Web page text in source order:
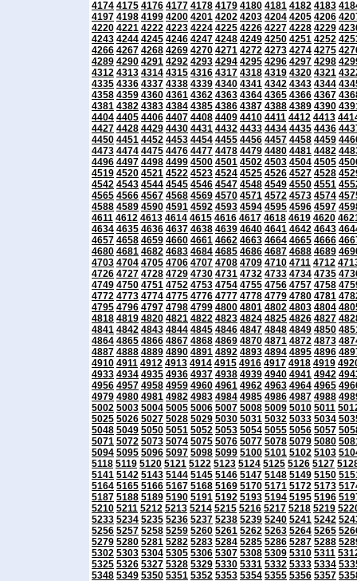
4174 4175 4176 4177 4178 4179 4180 4181 4182 4183
4197 4198 4199 4200 4201 4202 4203 4204 4205 4206
4220 4221 4222 4223 4224 4225 4226 4227 4228 4229
4243 4244 4245 4246 4247 4248 4249 4250 4251 4252
4266 4267 4268 4269 4270 4271 4272 4273 4274 4275
4289 4290 4291 4292 4293 4294 4295 4296 4297 4298
4312 4313 4314 4315 4316 4317 4318 4319 4320 4321
4335 4336 4337 4338 4339 4340 4341 4342 4343 4344
4358 4359 4360 4361 4362 4363 4364 4365 4366 4367
4381 4382 4383 4384 4385 4386 4387 4388 4389 4390
4404 4405 4406 4407 4408 4409 4410 4411 4412 4413
4427 4428 4429 4430 4431 4432 4433 4434 4435 4436
4450 4451 4452 4453 4454 4455 4456 4457 4458 4459
4473 4474 4475 4476 4477 4478 4479 4480 4481 4482
4496 4497 4498 4499 4500 4501 4502 4503 4504 4505
4519 4520 4521 4522 4523 4524 4525 4526 4527 4528
4542 4543 4544 4545 4546 4547 4548 4549 4550 4551
4565 4566 4567 4568 4569 4570 4571 4572 4573 4574
4588 4589 4590 4591 4592 4593 4594 4595 4596 4597
4611 4612 4613 4614 4615 4616 4617 4618 4619 4620
4634 4635 4636 4637 4638 4639 4640 4641 4642 4643
4657 4658 4659 4660 4661 4662 4663 4664 4665 4666
4680 4681 4682 4683 4684 4685 4686 4687 4688 4689
4703 4704 4705 4706 4707 4708 4709 4710 4711 4712
4726 4727 4728 4729 4730 4731 4732 4733 4734 4735
4749 4750 4751 4752 4753 4754 4755 4756 4757 4758
4772 4773 4774 4775 4776 4777 4778 4779 4780 4781
4795 4796 4797 4798 4799 4800 4801 4802 4803 4804
4818 4819 4820 4821 4822 4823 4824 4825 4826 4827
4841 4842 4843 4844 4845 4846 4847 4848 4849 4850
4864 4865 4866 4867 4868 4869 4870 4871 4872 4873
4887 4888 4889 4890 4891 4892 4893 4894 4895 4896
4910 4911 4912 4913 4914 4915 4916 4917 4918 4919
4933 4934 4935 4936 4937 4938 4939 4940 4941 4942
4956 4957 4958 4959 4960 4961 4962 4963 4964 4965
4979 4980 4981 4982 4983 4984 4985 4986 4987 4988
5002 5003 5004 5005 5006 5007 5008 5009 5010 5011
5025 5026 5027 5028 5029 5030 5031 5032 5033 5034
5048 5049 5050 5051 5052 5053 5054 5055 5056 5057
5071 5072 5073 5074 5075 5076 5077 5078 5079 5080
5094 5095 5096 5097 5098 5099 5100 5101 5102 5103
5118 5119 5120 5121 5122 5123 5124 5125 5126 5127
5141 5142 5143 5144 5145 5146 5147 5148 5149 5150
5164 5165 5166 5167 5168 5169 5170 5171 5172 5173
5187 5188 5189 5190 5191 5192 5193 5194 5195 5196
5210 5211 5212 5213 5214 5215 5216 5217 5218 5219
5233 5234 5235 5236 5237 5238 5239 5240 5241 5242
5256 5257 5258 5259 5260 5261 5262 5263 5264 5265
5279 5280 5281 5282 5283 5284 5285 5286 5287 5288
5302 5303 5304 5305 5306 5307 5308 5309 5310 5311
5325 5326 5327 5328 5329 5330 5331 5332 5333 5334
5348 5349 5350 5351 5352 5353 5354 5355 5356 5357